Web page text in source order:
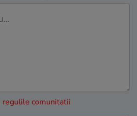
regulile comunitatii